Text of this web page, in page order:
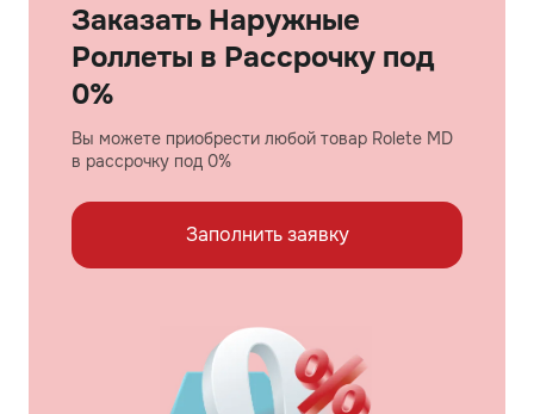
Заказать Наружные
Роллеты в Рассрочку под
0%
Вы можете приобрести любой товар Rolete MD
в рассрочку под 0%
Заполнить заявку